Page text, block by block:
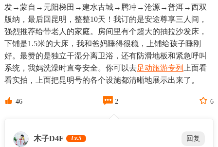
发→蒙自→元阳梯田→建水古城→腾冲→沧源→普洱→西双
版纳，最后回昆明，整整10天！我订的是安途尊享三人间，
强烈推荐给带老人的家庭。房间里有个超大的抽拉沙发床，
下铺是1.5米的大床，我和爸妈睡得很稳，上铺给孩子睡刚
好。最赞的是独立干湿分离卫浴，还有防滑地板和紧急呼叫
系统，我妈洗澡时直夸安全。你可以去足动旅游专列 上面看
看实拍，上面把昆明号的各个设施都清晰地展示出来了。
 46  2  6
木子D4F Lv.5 回复